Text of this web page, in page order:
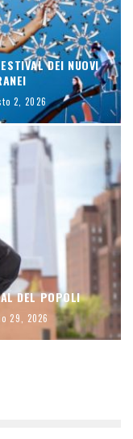
DEI NUOVI
2, 2026
DEL POPOLI
29, 2026